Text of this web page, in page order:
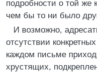
подробности о той же
чем бы то ни было
И возможно,
отсутствии
каждом письме
хрустящих,